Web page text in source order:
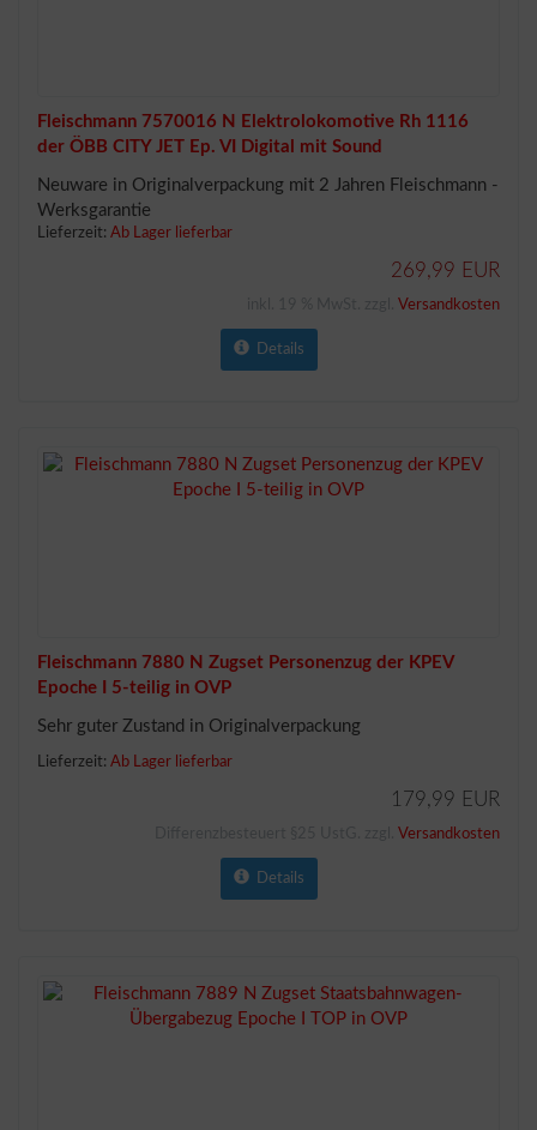
Fleischmann 7570016 N Elektrolokomotive Rh 1116
der ÖBB CITY JET Ep. VI Digital mit Sound
Neuware in Originalverpackung mit 2 Jahren Fleischmann -
Werksgarantie
Lieferzeit: Ab Lager lieferbar
269,99 EUR
Versandkosten
Details
Fleischmann 7880 N Zugset Personenzug der KPEV
Epoche I 5-teilig in OVP
Sehr guter Zustand in Originalverpackung
Lieferzeit: Ab Lager lieferbar
179,99 EUR
Versandkosten
Details